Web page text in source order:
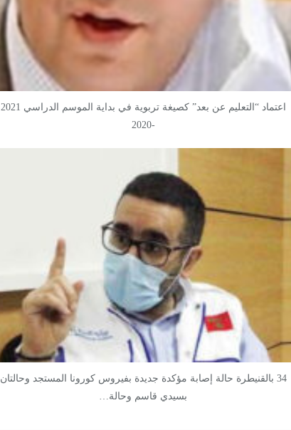
اعتماد “التعليم عن بعد” كصيغة تربوية في بداية الموسم الدراسي 2021
-2020
34 بالقنيطرة حالة إصابة مؤكدة جديدة بفيروس كورونا المستجد وحالتان
بسيدي قاسم وحالة…